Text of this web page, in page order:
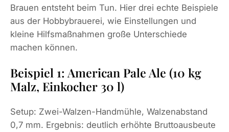
Brauen entsteht beim Tun. Hier drei echte Beispiele
aus der Hobbybrauerei, wie Einstellungen und
kleine Hilfsmaßnahmen große Unterschiede
machen können.
Beispiel 1: American Pale Ale (10 kg
Malz, Einkocher 30 l)
Setup: Zwei-Walzen-Handmühle, Walzenabstand
0,7 mm. Ergebnis: deutlich erhöhte Bruttoausbeute